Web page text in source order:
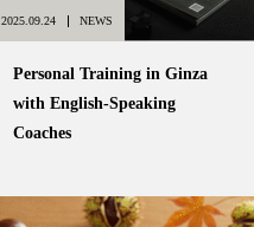
2025.09.24 NEWS
Personal Training in Ginza
with English-Speaking
Coaches